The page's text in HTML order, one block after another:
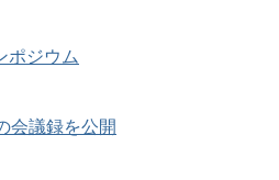
ポジウム
会議録を公開